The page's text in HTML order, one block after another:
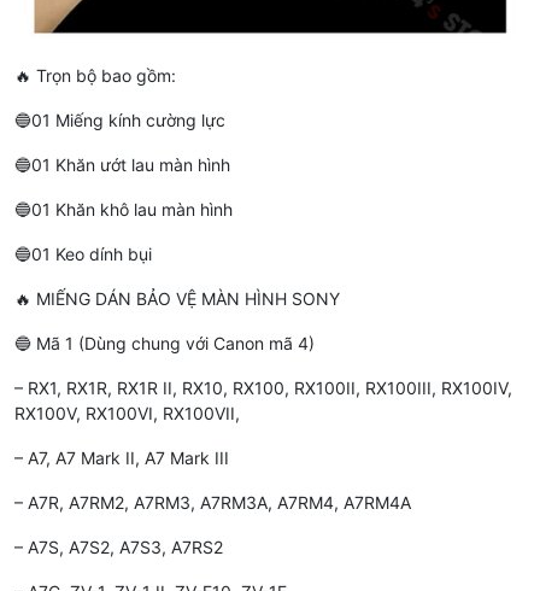
🔥 Trọn bộ bao gồm:
🔵01 Miếng kính cường lực
🔵01 Khăn ướt lau màn hình
🔵01 Khăn khô lau màn hình
🔵01 Keo dính bụi
🔥 MIẾNG DÁN BẢO VỆ MÀN HÌNH SONY
🔵 Mã 1 (Dùng chung với Canon mã 4)
– RX1, RX1R, RX1R II, RX10, RX100, RX100II, RX100III, RX100IV,
RX100V, RX100VI, RX100VII,
– A7, A7 Mark II, A7 Mark III
– A7R, A7RM2, A7RM3, A7RM3A, A7RM4, A7RM4A
– A7S, A7S2, A7S3, A7RS2